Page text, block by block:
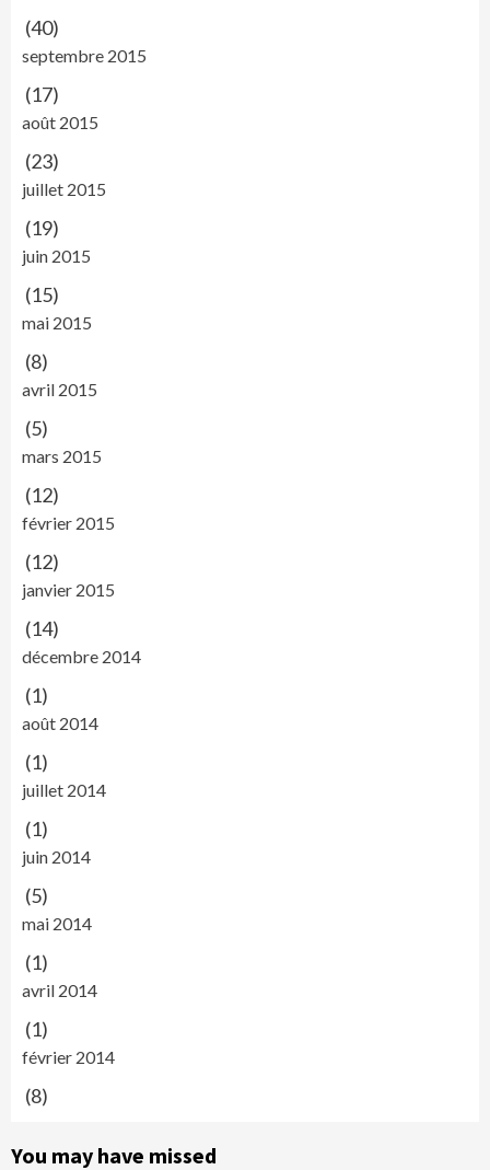
(40)
septembre 2015
(17)
août 2015
(23)
juillet 2015
(19)
juin 2015
(15)
mai 2015
(8)
avril 2015
(5)
mars 2015
(12)
février 2015
(12)
janvier 2015
(14)
décembre 2014
(1)
août 2014
(1)
juillet 2014
(1)
juin 2014
(5)
mai 2014
(1)
avril 2014
(1)
février 2014
(8)
You may have missed